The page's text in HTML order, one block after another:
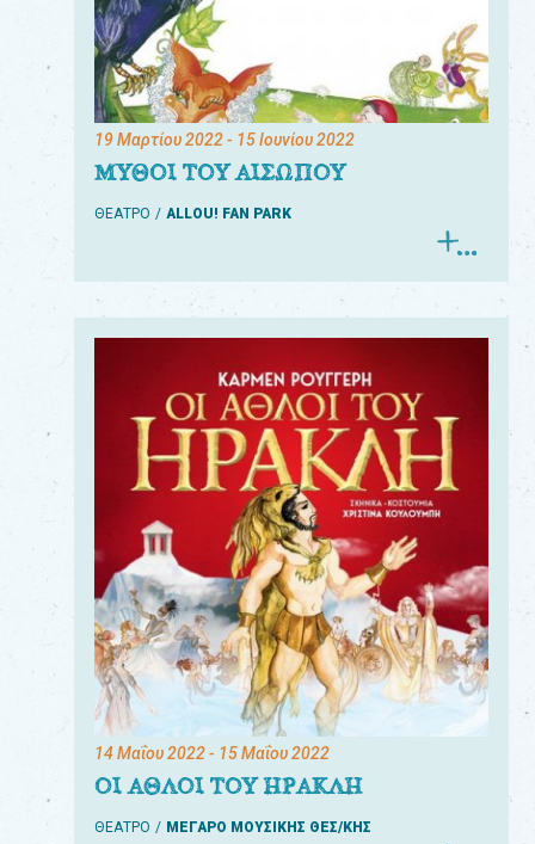
19 Μαρτίου 2022- 15 Ιουνίου 2022
ΜΥΘΟΙ ΤΟΥ ΑΙΣΩΠΟΥ
ΘΕΑΤΡΟ ALLOU! FAN PARK
14 Μαΐου 2022- 15 Μαΐου 2022
ΟΙ ΑΘΛΟΙ ΤΟΥ ΗΡΑΚΛΗ
ΘΕΑΤΡΟ ΜΕΓΑΡΟ ΜΟΥΣΙΚΗΣ ΘΕΣ/ΚΗΣ